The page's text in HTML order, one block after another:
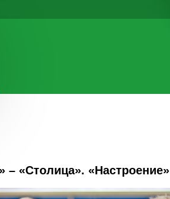
– «Столица». «Настроение»